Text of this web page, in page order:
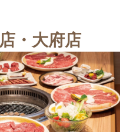
・大府店